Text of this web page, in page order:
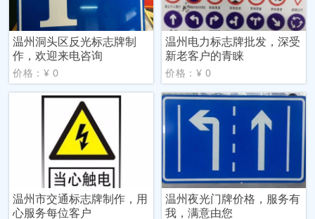
温州洞头区反光标志牌制
作，欢迎来电咨询
价格：¥ 0
温州电力标志牌批发，深受
新老客户的青睐
价格：¥ 0
温州市交通标志牌制作，用
心服务每位客户
温州夜光门牌价格，服务有
我，满意由您